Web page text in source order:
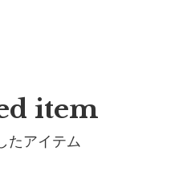
item
たアイテム